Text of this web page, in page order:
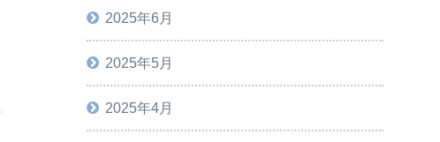
2025年6月
2025年5月
2025年4月